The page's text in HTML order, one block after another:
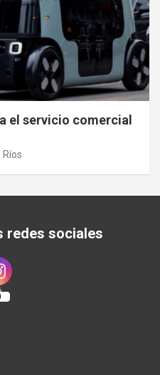
el servicio comercial
Ríos
redes sociales